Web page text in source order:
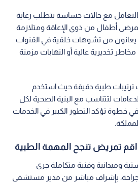
بالتعامل مع حالات حساسة تتطلب رعاية
أطفال من ذوي الإعاقة ومتلازمة
يعانون من تشوهات خلقية في القنوات
تخديرية عالية أو التهابات مزمنة
طبية دقيقة حيث استخدم
لتتناسب مع البنية الصحية لكل
خطوة تؤكد التطور الكبير في الخدمات
تمريض تنجح المهمة الطبية
وميدانية وفنية متكاملة جرى
بإشراف مباشر من مدير مستشفى